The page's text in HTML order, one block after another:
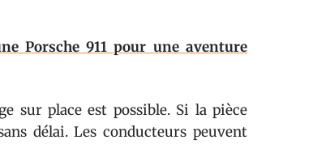
Porsche 911 pour une aventure
sur place est possible. Si la pièce
délai. Les conducteurs peuvent